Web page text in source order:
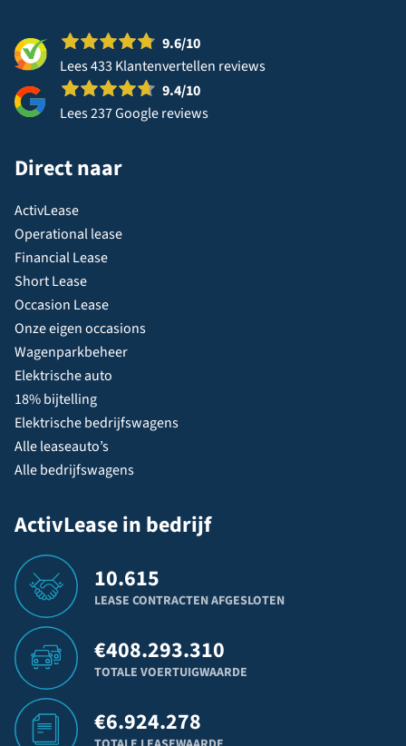
9.6/10
Lees 433 Klantenvertellen reviews
9.4/10
Lees 237 Google reviews
Direct naar
ActivLease
Operational lease
Financial Lease
Short Lease
Occasion Lease
Onze eigen occasions
Wagenparkbeheer
Elektrische auto
18% bijtelling
Elektrische bedrijfswagens
Alle leaseauto’s
Alle bedrijfswagens
ActivLease in bedrijf
10.615
LEASE CONTRACTEN AFGESLOTEN
€408.293.310
TOTALE VOERTUIGWAARDE
€6.924.278